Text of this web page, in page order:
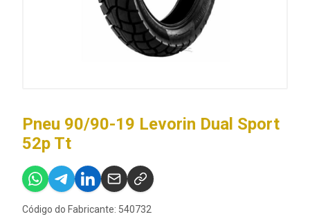
Pneu 90/90-19 Levorin Dual Sport
52p Tt
Código do Fabricante: 540732